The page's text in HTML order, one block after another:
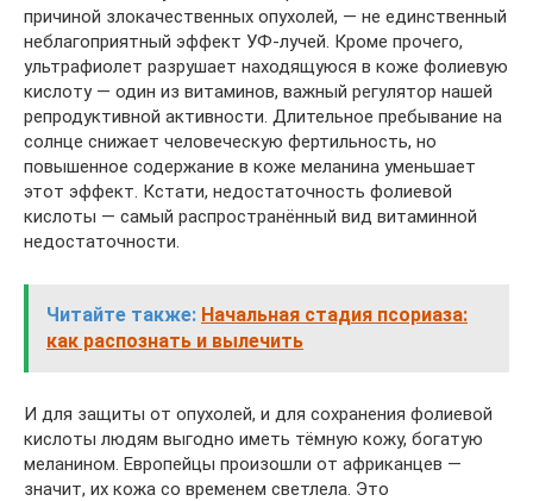
причиной злокачественных опухолей, — не единственный
неблагоприятный эффект УФ-лучей. Кроме прочего,
ультрафиолет разрушает находящуюся в коже фолиевую
кислоту — один из витаминов, важный регулятор нашей
репродуктивной активности. Длительное пребывание на
солнце снижает человеческую фертильность, но
повышенное содержание в коже меланина уменьшает
этот эффект. Кстати, недостаточность фолиевой
кислоты — самый распространённый вид витаминной
недостаточности.
Читайте также: Начальная стадия псориаза:
как распознать и вылечить
И для защиты от опухолей, и для сохранения фолиевой
кислоты людям выгодно иметь тёмную кожу, богатую
меланином. Европейцы произошли от африканцев —
значит, их кожа со временем светлела. Это